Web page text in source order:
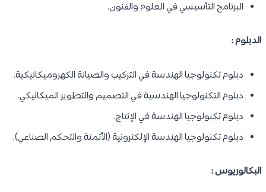
البرنامج التأسيسي في العلوم والفنون.
الدبلوم :
دبلوم تكنولوجيا الهندسة في التركيب والصيانة الكهروميكانيكية.
دبلوم التكنولوجيا الهندسية في التصميم والتطوير الميكانيكي.
دبلوم تكنولوجيا الهندسة في الإنتاج.
دبلوم تكنولوجيا الهندسة الإلكترونية (الأتمتة والتحكم الصناعي).
البكالوريوس :